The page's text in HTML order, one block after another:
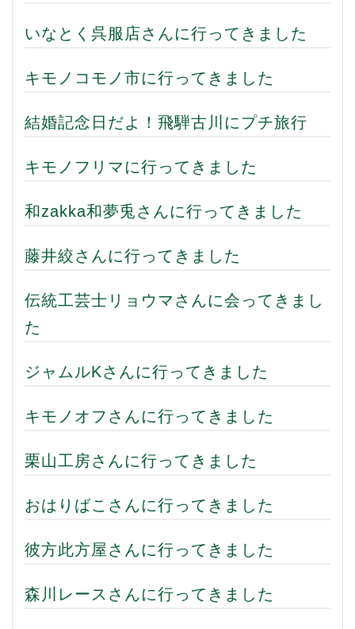
いなとく呉服店さんに行ってきました
キモノコモノ市に行ってきました
結婚記念日だよ！飛騨古川にプチ旅行
キモノフリマに行ってきました
和zakka和夢兎さんに行ってきました
藤井絞さんに行ってきました
伝統工芸士リョウマさんに会ってきまし
た
ジャムルKさんに行ってきました
キモノオフさんに行ってきました
栗山工房さんに行ってきました
おはりばこさんに行ってきました
彼方此方屋さんに行ってきました
森川レースさんに行ってきました